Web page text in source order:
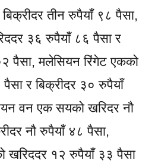
तीन रुपैयाँ ९८ पैसा,
३६ रुपैयाँ ८६ पैसा र
पैसा, मलेसियन रिंगेट एकको
र बिक्रीदर ३० रुपैयाँ
वन एक सयको खरिदर नौ
नौ रुपैयाँ ४८ पैसा,
खरिददर १२ रुपैयाँ ३३ पैसा